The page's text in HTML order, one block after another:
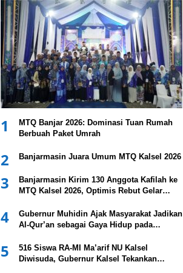
1
MTQ Banjar 2026: Dominasi Tuan Rumah
Berbuah Paket Umrah
2 Banjarmasin Juara Umum MTQ Kalsel 2026
3
Banjarmasin Kirim 130 Anggota Kafilah ke
MTQ Kalsel 2026, Optimis Rebut Gelar
4
Gubernur Muhidin Ajak Masyarakat Jadikan
Al-Qur’an sebagai Gaya Hidup pada
Provinsi Kalsel
5
516 Siswa RA-MI Ma’arif NU Kalsel
Diwisuda, Gubernur Kalsel Tekankan